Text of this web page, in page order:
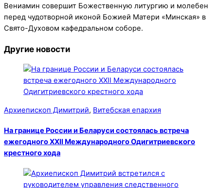
Вениамин совершит Божественную литургию и молебен
перед чудотворной иконой Божией Матери «Минская» в
Свято-Духовом кафедральном соборе.
Другие новости
Архиепископ Димитрий, Витебская епархия
На границе России и Беларуси состоялась встреча
ежегодного XXII Международного Одигитриевского
крестного хода